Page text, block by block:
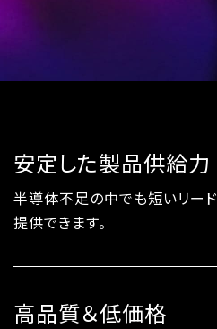
安定した製品供給力
半導体不足の中でも短いリー
提供できます。
高品質＆低価格